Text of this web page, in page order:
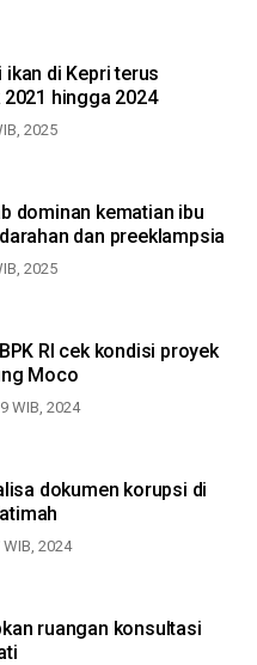
di Kepri terus
hingga 2024
2025
dominan kematian ibu
dan preeklampsia
2025
RI cek kondisi proyek
Moco
WIB, 2024
dokumen korupsi di
2024
ruangan konsultasi